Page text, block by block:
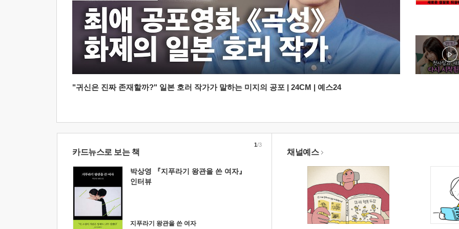
"귀신은 진짜 존재할까?" 일본 호러 작가가 말하는 미지의 공포 | 24CM | 예스24
카드뉴스로 보는 책
박상영 『지푸라기 왕관을 쓴 여자』
인터뷰
지푸라기 왕관을 쓴 여자
1/3
채널예스